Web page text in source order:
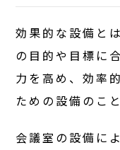
効果的な設備と
の目的や目標に
力を高め、効率
ための設備のこと
会議室の設備に